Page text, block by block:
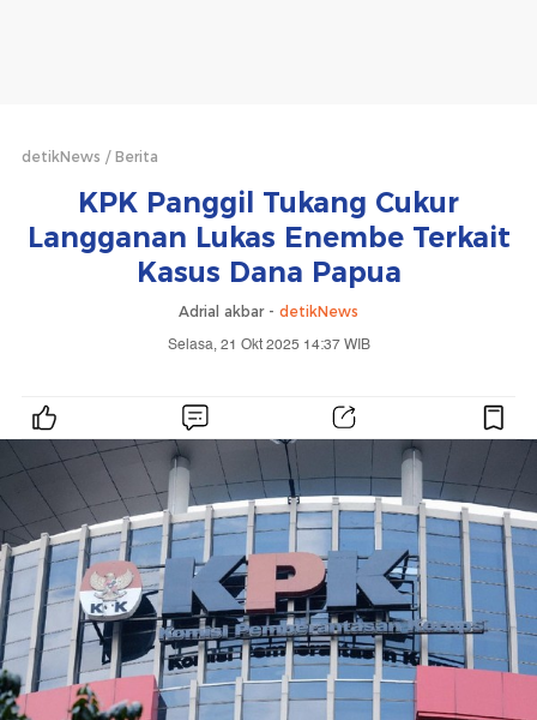
detikNews Berita
KPK Panggil Tukang Cukur
Langganan Lukas Enembe Terkait
Kasus Dana Papua
Adrial akbar - detikNews
Selasa, 21 Okt 2025 14:37 WIB